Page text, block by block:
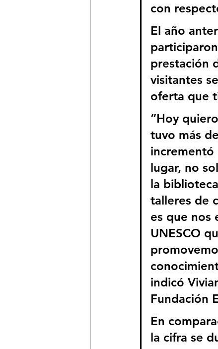
con
El año
prestación
visitantes
oferta que
”Hoy
tuvo más
incrementó
lugar, no
la
talleres de
es que nos
UNESCO
indicó
Fundación
En
la cifra se